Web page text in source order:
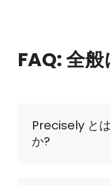
FAQ: 全
Precisely と
か?